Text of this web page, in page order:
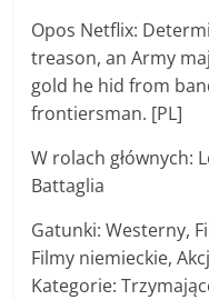
Opos Netflix:
treason, an Army
gold he hid from
frontiersman. [PL]
W rolach głównych:
Battaglia
Gatunki: Westerny,
Filmy niemieckie,
Kategorie: